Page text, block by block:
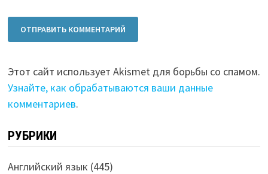
Этот сайт использует Akismet для борьбы со спамом.
Узнайте, как обрабатываются ваши данные
комментариев.
РУБРИКИ
Английский язык (445)